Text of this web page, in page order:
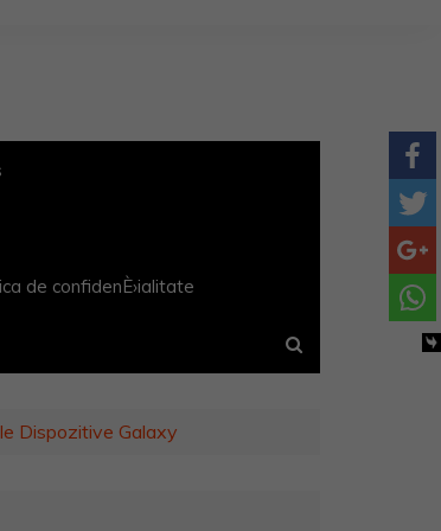
de confidenÈ›ialitate
Dispozitive Galaxy